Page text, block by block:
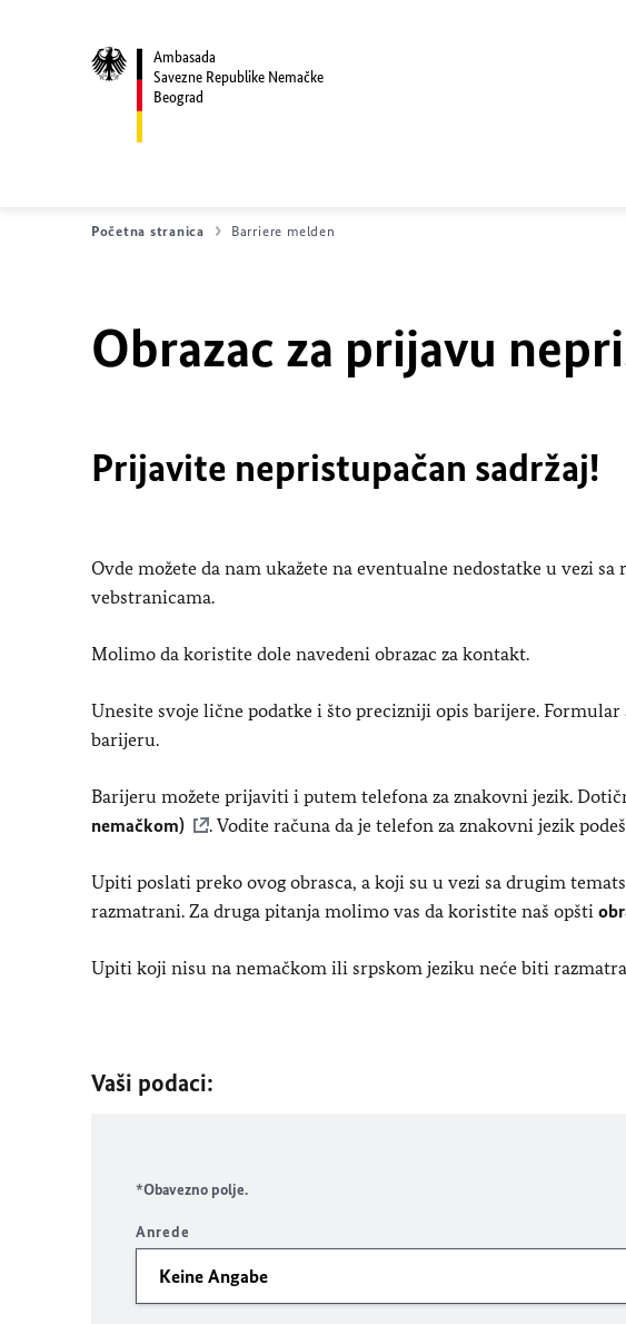
Ambasada
Savezne Republike Nemačke
Beograd
Početna stranica Barriere melden
Obrazac za prijavu
Prijavite nepristupačan sadržaj!
Ovde možete da nam ukažete na eventualne nedostatke u vezi
vebstranicama.
Molimo da koristite dole navedeni obrazac za kontakt.
Unesite svoje lične podatke i što precizniji opis barijere.
barijeru.
Barijeru možete prijaviti i putem telefona za znakovni jezik.
nemačkom)
. Vodite računa da je telefon za znakovni jezik
Upiti poslati preko ovog obrasca, a koji su u vezi sa drugim
razmatrani. Za druga pitanja molimo vas da koristite naš opšti
Upiti koji nisu na nemačkom ili srpskom jeziku neće biti
Vaši podaci:
*Obavezno polje.
Anrede